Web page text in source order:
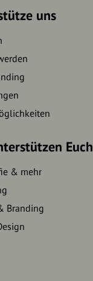
uns
Euch
& mehr
Branding